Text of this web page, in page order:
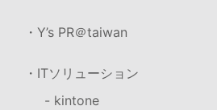
・Y’s PR＠taiwan
・ITソリューション
- kintone